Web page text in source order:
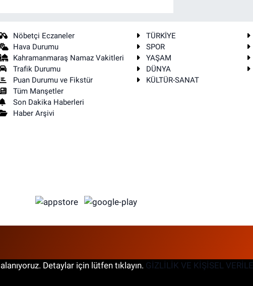
Nöbetçi Eczaneler
Hava Durumu
Kahramanmaraş Namaz Vakitleri
Trafik Durumu
Puan Durumu ve Fikstür
Tüm Manşetler
Son Dakika Haberleri
Haber Arşivi
TÜRKİYE
SPOR
YAŞAM
DÜNYA
KÜLTÜR-SANAT
Detaylar için lütfen tıklayın. GİZLİLİK VE KİŞİSEL